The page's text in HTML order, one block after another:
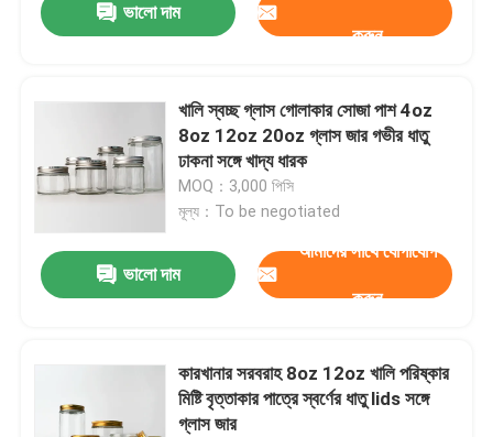
ভালো দাম
করুন
খালি স্বচ্ছ গ্লাস গোলাকার সোজা পাশ 4oz
8oz 12oz 20oz গ্লাস জার গভীর ধাতু
ঢাকনা সঙ্গে খাদ্য ধারক
MOQ：3,000 পিসি
মূল্য：To be negotiated
ভালো দাম
আমাদের সাথে যোগাযোগ
করুন
কারখানার সরবরাহ 8oz 12oz খালি পরিষ্কার
মিষ্টি বৃত্তাকার পাত্রে স্বর্ণের ধাতু lids সঙ্গে
গ্লাস জার